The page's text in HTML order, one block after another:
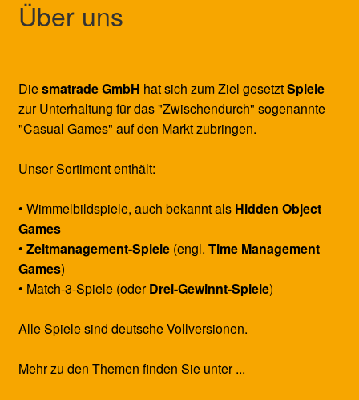
Über uns
Diesmatrade GmbH hat sich zum Ziel gesetztSpiele
zur Unterhaltung für das "Zwischendurch" sogenannte
"Casual Games" auf den Markt zubringen.
Unser Sortiment enthält:
• Wimmelbildspiele, auch bekannt als Hidden Object
Games
• Zeitmanagement-Spiele(engl. Time Management
Games)
• Match-3-Spiele (oderDrei-Gewinnt-Spiele)
Alle Spiele sind deutsche Vollversionen.
Mehr zu den Themen finden Sie unter ...